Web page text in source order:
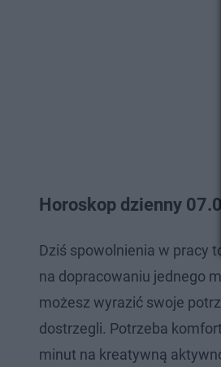
Horoskop dzienny
Dziś spowolnienia w pracy
na dopracowaniu jednego
możesz wyrazić swoje
dostrzegli. Potrzeba
minut na kreatywną